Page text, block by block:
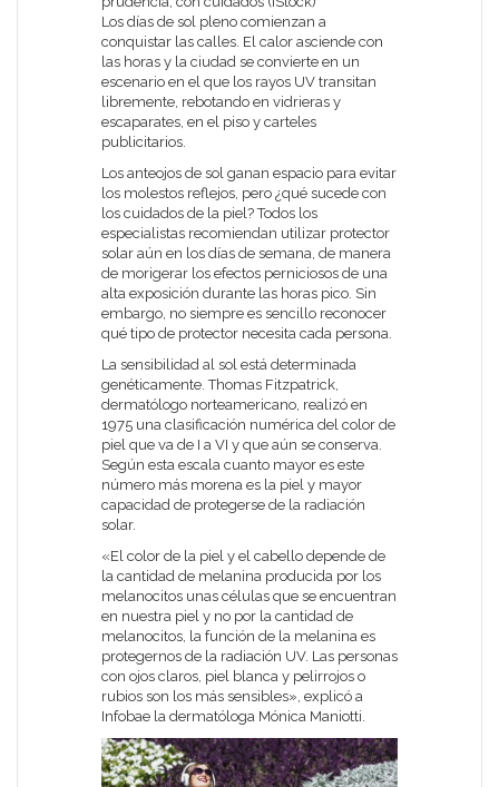
Los días de sol pleno comienzan a
conquistar las calles. El calor asciende con
las horas y la ciudad se convierte en un
escenario en el que los rayos UV transitan
libremente, rebotando en vidrieras y
escaparates, en el piso y carteles
publicitarios.
Los anteojos de sol ganan espacio para evitar
los molestos reflejos, pero ¿qué sucede con
los cuidados de la piel? Todos los
especialistas recomiendan utilizar protector
solar aún en los días de semana, de manera
de morigerar los efectos perniciosos de una
alta exposición durante las horas pico. Sin
embargo, no siempre es sencillo reconocer
qué tipo de protector necesita cada persona.
La sensibilidad al sol está determinada
genéticamente. Thomas Fitzpatrick,
dermatólogo norteamericano, realizó en
1975 una clasificación numérica del color de
piel que va de I a VI y que aún se conserva.
Según esta escala cuanto mayor es este
número más morena es la piel y mayor
capacidad de protegerse de la radiación
solar.
«El color de la piel y el cabello depende de
la cantidad de melanina producida por los
melanocitos unas células que se encuentran
en nuestra piel y no por la cantidad de
melanocitos, la función de la melanina es
protegernos de la radiación UV. Las personas
con ojos claros, piel blanca y pelirrojos o
rubios son los más sensibles», explicó a
Infobae la dermatóloga Mónica Maniotti.